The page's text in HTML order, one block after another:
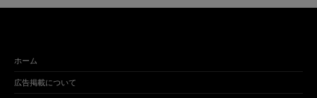
ホーム
広告掲載について